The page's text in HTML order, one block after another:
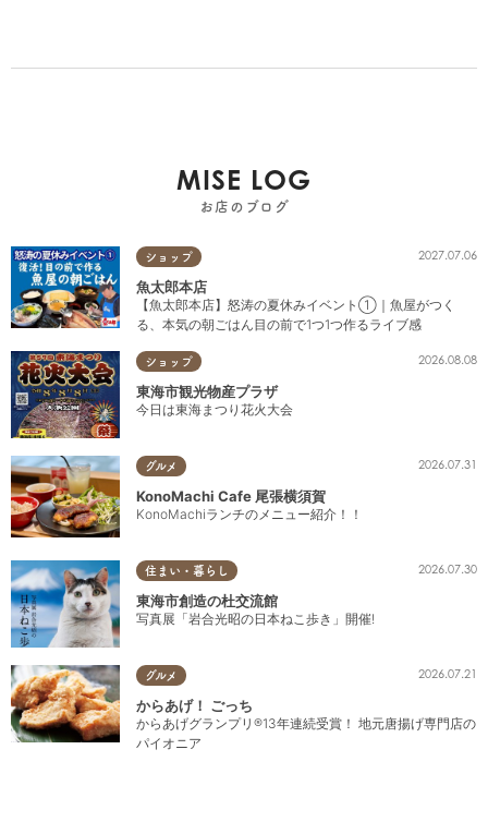
MISE LOG
お店のブログ
ショップ 2027.07.06
魚太郎本店
【魚太郎本店】怒涛の夏休みイベント①｜魚屋がつく
る、本気の朝ごはん目の前で1つ1つ作るライブ感
ショップ 2026.08.08
東海市観光物産プラザ
今日は東海まつり花火大会
グルメ 2026.07.31
KonoMachi Cafe 尾張横須賀
KonoMachiランチのメニュー紹介！！
住まい・暮らし 2026.07.30
東海市創造の杜交流館
写真展「岩合光昭の日本ねこ歩き」開催!
グルメ 2026.07.21
からあげ！ ごっち
からあげグランプリ®13年連続受賞！ 地元唐揚げ専門店の
パイオニア